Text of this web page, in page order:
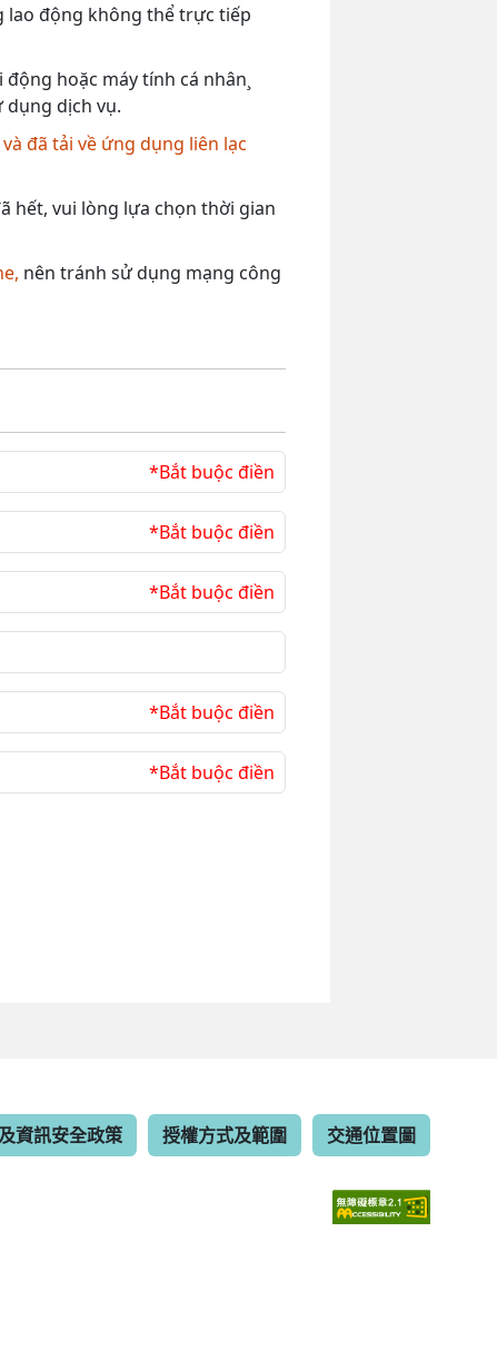
lao động không thể trực tiếp
hoặc máy tính cá nhân¸
dịch vụ.
và đã tải về ứng dụng liên lạc
hết, vui lòng lựa chọn thời gian
nên tránh sử dụng mạng công
*Bắt buộc điền
*Bắt buộc điền
*Bắt buộc điền
*Bắt buộc điền
*Bắt buộc điền
資訊安全政策 授權方式及範圍 交通位置圖